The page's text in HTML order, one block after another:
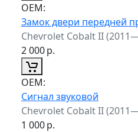
ОЕМ:
Замок двери передней
Chevrolet Cobalt II
2 000р.
ОЕМ:
Сигнал звуковой
Chevrolet Cobalt II
1 000р.